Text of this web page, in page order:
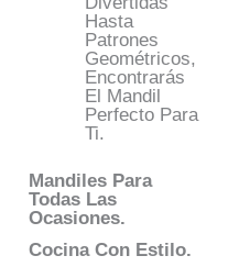
Hasta
Patrones
Geométricos,
Encontrarás
El Mandil
Perfecto Para
Ti.
Mandiles Para
Todas Las
Ocasiones.
Cocina Con Estilo.